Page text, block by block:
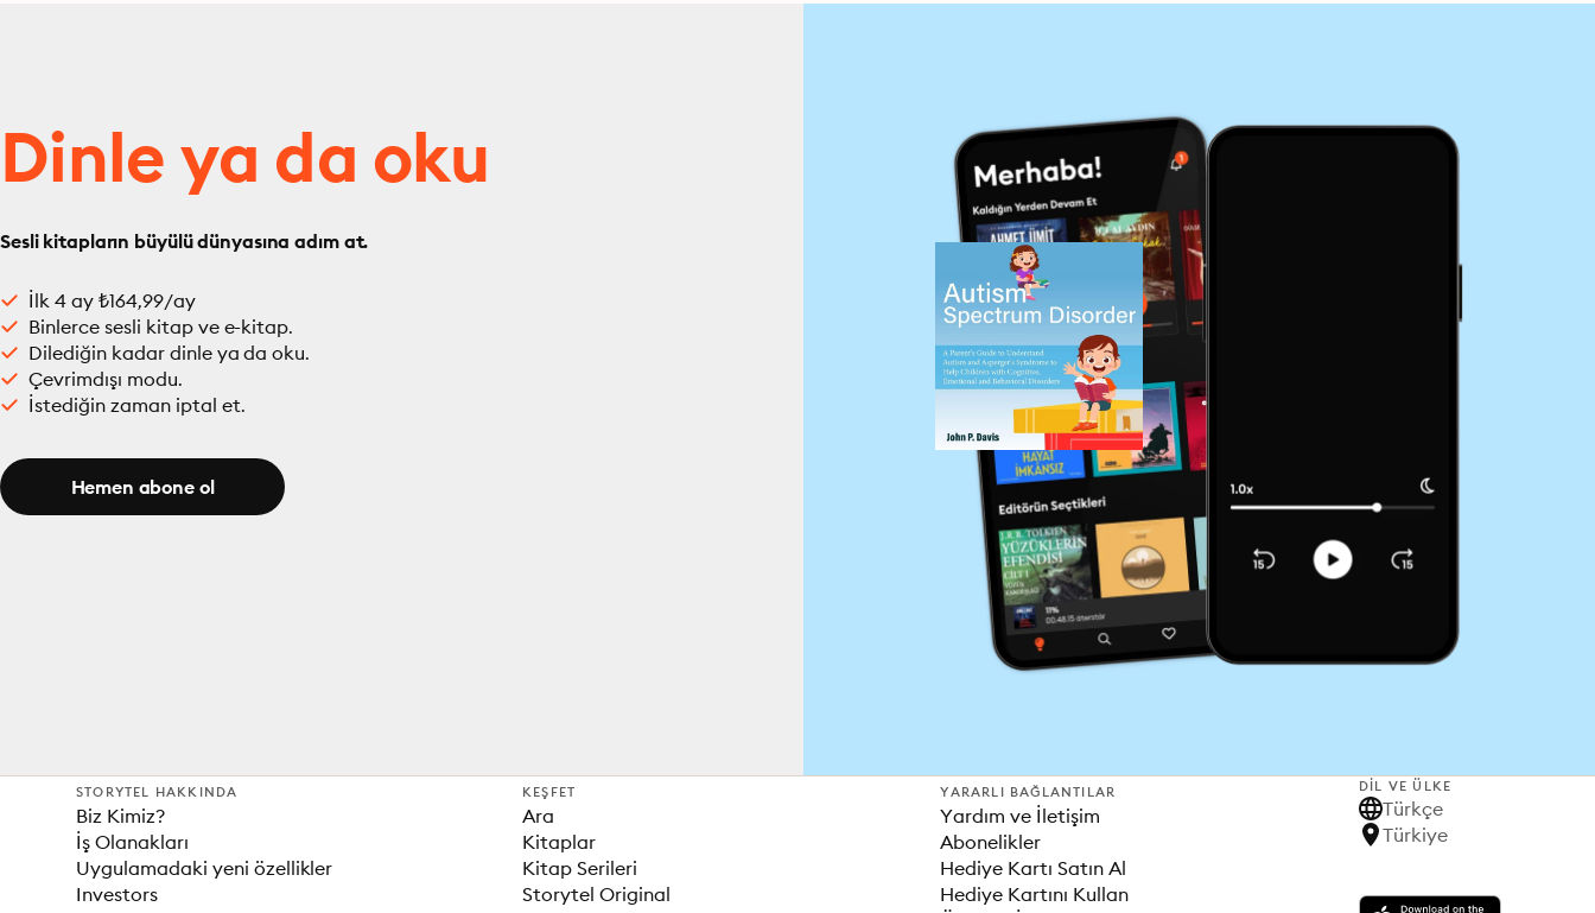
Dinle ya da oku
Sesli kitapların büyülü dünyasına adım at.
İlk 4 ay ₺164,99/ay
Binlerce sesli kitap ve e-kitap.
Dilediğin kadar dinle ya da oku.
Çevrimdışı modu.
İstediğin zaman iptal et.
Hemen abone ol
STORYTEL HAKKINDA
Biz Kimiz?
İş Olanakları
Uygulamadaki yeni özellikler
Investors
KEŞFET
Ara
Kitaplar
Kitap Serileri
Storytel Original
YARARLI BAĞLANTILAR
Yardım ve İletişim
Abonelikler
Hediye Kartı Satın Al
Hediye Kartını Kullan
DIL VE ÜLKE
Türkçe
Türkiye